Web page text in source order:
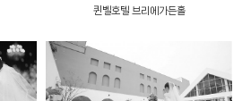
퀸벨호텔 브리에가든홀